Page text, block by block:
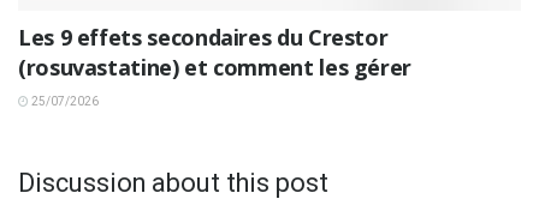
Les 9 effets secondaires du Crestor
(rosuvastatine) et comment les gérer
25/07/2026
Discussion about this post